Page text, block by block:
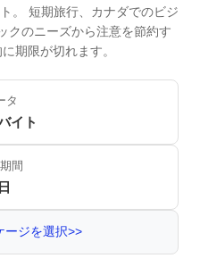
。 短期旅行、カナダでのビジ
クのニーズから注意を節約す
期限が切れます。
タ
イト
間
ージを選択>>